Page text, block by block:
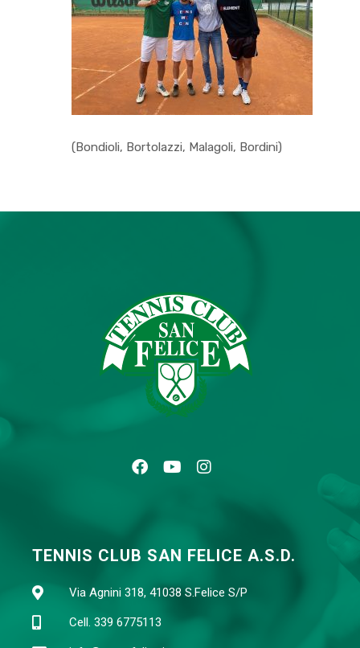
(Bondioli, Bortolazzi, Malagoli, Bordini)
TENNIS CLUB SAN FELICE A.S.D.
Via Agnini 318, 41038 S.Felice S/P
Cell. 339 6775113